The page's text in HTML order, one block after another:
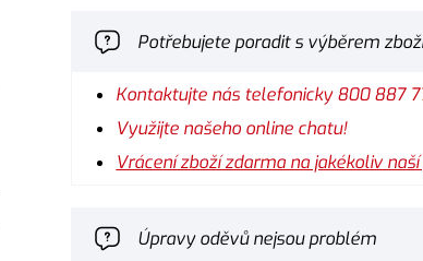
Potřebujete poradit s výběrem
Kontaktujte nás telefonicky 800 887
Využijte našeho online chatu!
Vrácení zboží zdarma na jakékoliv
Úpravy oděvů nejsou problém